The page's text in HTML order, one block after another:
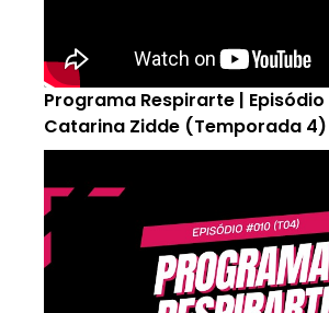
Programa Respirarte |
Catarina Zidde (Temporada 4)